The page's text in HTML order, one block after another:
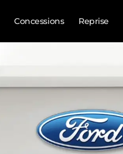
Concessions Reprise